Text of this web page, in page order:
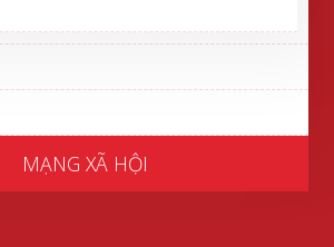
MẠNG XÃ HỘI